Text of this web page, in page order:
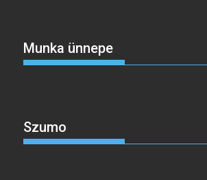
Munka ünnepe
Szumo